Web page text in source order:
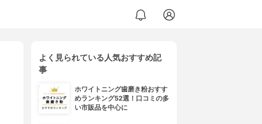
よく見られている人気おすすめ記
事
ホワイトニング歯磨き粉おすす
めランキング52選！口コミの多
い市販品を中心に